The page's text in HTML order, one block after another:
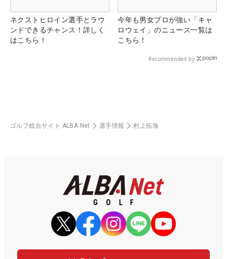
ネクストヒロイン選手とラウ
ンドできるチャンス！詳しく
はこちら！
今年も男女プロが強い「キャ
ロウェイ」のニュース一覧は
こちら！
Recommended by
ゴルフ総合サイト ALBA Net 選手情報 村上拓海